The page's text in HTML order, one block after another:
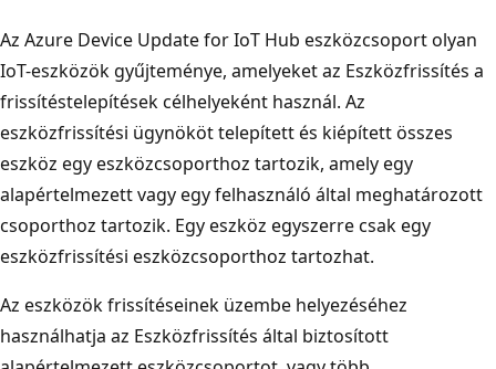
Az Azure Device Update for IoT Hub eszközcsoport olyan
IoT-eszközök gyűjteménye, amelyeket az Eszközfrissítés a
frissítéstelepítések célhelyeként használ. Az
eszközfrissítési ügynököt telepített és kiépített összes
eszköz egy eszközcsoporthoz tartozik, amely egy
alapértelmezett vagy egy felhasználó által meghatározott
csoporthoz tartozik. Egy eszköz egyszerre csak egy
eszközfrissítési eszközcsoporthoz tartozhat.
Az eszközök frissítéseinek üzembe helyezéséhez
használhatja az Eszközfrissítés által biztosított